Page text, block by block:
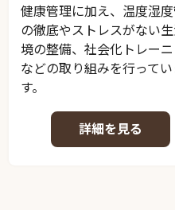
健康管理に加え、温度湿
の徹底やストレスがない
境の整備、社会化トレー
などの取り組みを行って
す。
詳細を見る